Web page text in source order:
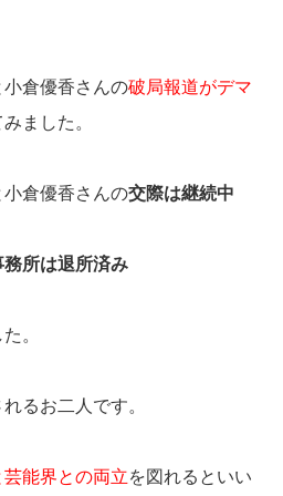
倉優香さんの破局報道がデマ
ました。
小倉優香さんの交際は継続中
務所は退所済み
。
るお二人です。
能界との両立を図れるといい